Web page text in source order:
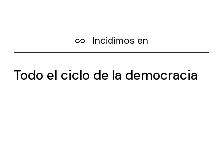
Incidimos en
Todo el ciclo de la democracia